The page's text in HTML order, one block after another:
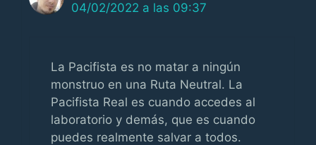
04/02/2022 a las 09:37
La Pacifista es no matar a ningún
monstruo en una Ruta Neutral. La
Pacifista Real es cuando accedes al
laboratorio y demás, que es cuando
puedes realmente salvar a todos.